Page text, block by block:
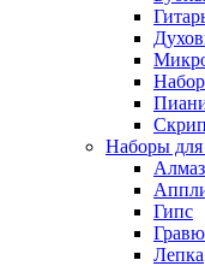
Наборы для
Гипс
Лепка